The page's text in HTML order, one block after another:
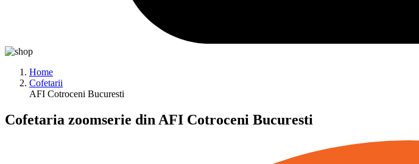
Home
Cofetarii
AFI Cotroceni Bucuresti
Cofetaria zoomserie din AFI Cotroceni Bucuresti